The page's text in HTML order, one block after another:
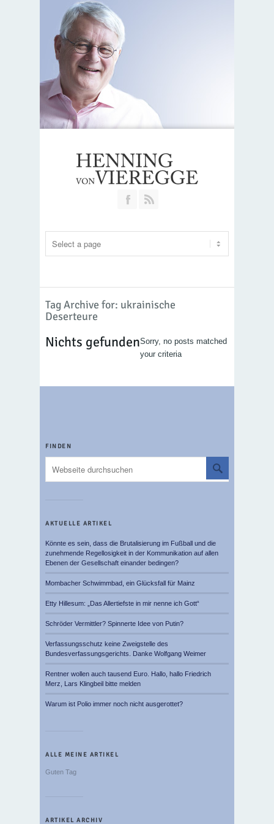
Join our Facebook Group
Tag Archive for: ukrainische
Deserteure
Nichts gefundenSorry, no posts matched
your criteria
FINDEN
AKTUELLE ARTIKEL
Könnte es sein, dass die Brutalisierung im Fußball und die
zunehmende Regellosigkeit in der Kommunikation auf allen
Ebenen der Gesellschaft einander bedingen?
Mombacher Schwimmbad, ein Glücksfall für Mainz
Etty Hillesum: „Das Allertiefste in mir nenne ich Gott“
Schröder Vermittler? Spinnerte Idee von Putin?
Verfassungsschutz keine Zweigstelle des
Bundesverfassungsgerichts. Danke Wolfgang Weimer
Rentner wollen auch tausend Euro. Hallo, hallo Friedrich
Merz, Lars Klingbeil bitte melden
Warum ist Polio immer noch nicht ausgerottet?
ALLE MEINE ARTIKEL
Guten Tag
ARTIKEL ARCHIV